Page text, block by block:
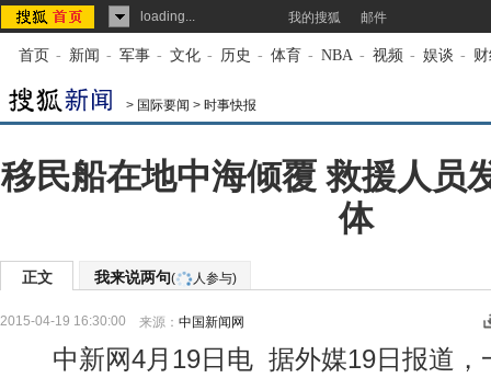
loading... 我的搜狐 邮件
首页 - 新闻 - 军事 - 文化 - 历史 - 体育 - NBA - 视频 - 娱谈 -
> 国际要闻 > 时事快报
移民船在地中海倾覆 救援人员
体
正文 我来说两句( 人参与)
2015-04-19 16:30:00 来源： 中国新闻网
中新网4月19日电 据外媒19日报道，